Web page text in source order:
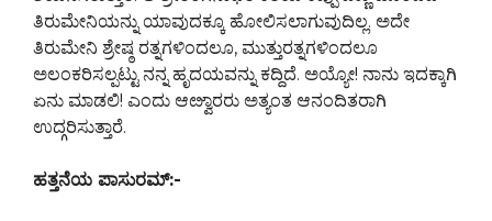
ತಿರುಮೇನಿಯನ್ನು ಯಾವುದಕ್ಕೂ ಹೋಲಿಸಲಾಗುವುದಿಲ್ಲ. ಅದೇ
ತಿರುಮೇನಿ ಶ್ರೇಷ್ಠ ರತ್ನಗಳಿಂದಲೂ, ಮುತ್ತುರತ್ನಗಳಿಂದಲೂ
ಅಲಂಕರಿಸಲ್ಪಟ್ಟು ನನ್ನ ಹೃದಯವನ್ನು ಕದ್ದಿದೆ. ಅಯ್ಯೋ! ನಾನು ಇದಕ್ಕಾಗಿ
ಏನು ಮಾಡಲಿ! ಎಂದು ಆೞ್ವಾರರು ಅತ್ಯಂತ ಆನಂದಿತರಾಗಿ
ಉದ್ಗರಿಸುತ್ತಾರೆ.
ಹತ್ತನೆಯ ಪಾಸುರಮ್:-